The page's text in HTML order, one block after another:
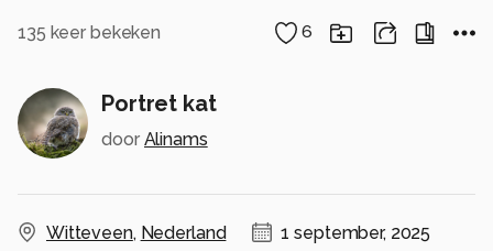
135 keer bekeken 6
Portret kat
door Alinams
Witteveen, Nederland 1 september, 2025